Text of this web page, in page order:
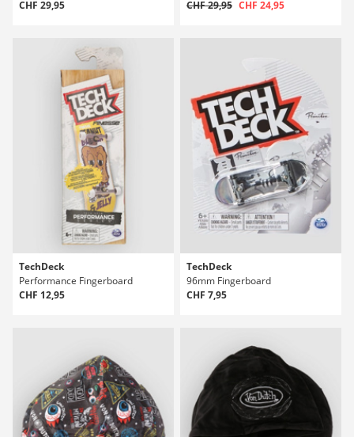
CHF 29,95
CHF 29,95 CHF 24,95
TechDeck
Performance Fingerboard
CHF 12,95
TechDeck
96mm Fingerboard
CHF 7,95